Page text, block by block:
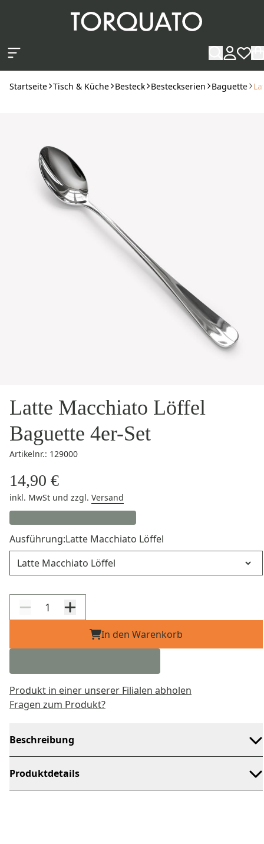
Startseite Tisch & Küche Besteck Besteckserien Baguette
Latte Macchiato Löffel
Baguette 4er-Set
Artikelnr.: 129000
14,90 €
inkl. MwSt und zzgl. Versand
Ausführung:Latte Macchiato Löffel
In den Warenkorb
Produkt in einer unserer Filialen abholen
Fragen zum Produkt?
Beschreibung
Produktdetails